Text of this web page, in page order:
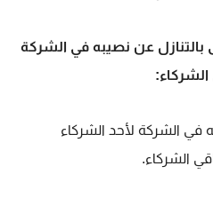
عن نصيبه في الشركة
الشركاء:
في الشركة لأحد الشركاء
الشركاء.